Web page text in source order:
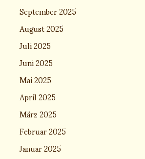
September 2025
August 2025
Juli 2025
Juni 2025
Mai 2025
April 2025
März 2025
Februar 2025
Januar 2025